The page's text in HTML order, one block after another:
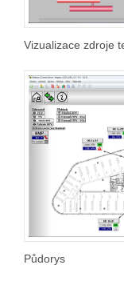
Vizualizace zdroje
Půdorys